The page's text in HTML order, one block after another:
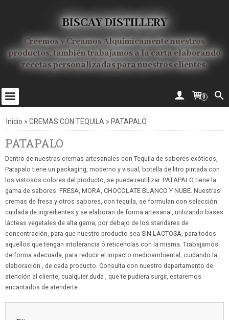
BISCAY DISTILLERY
Creemos y Creamos Alquímicamente nuestros
productos, también trabajamos a la carta elaborando
recetas personalizadas para nuestros clientes.
0
Inicio » CREMAS CON TEQUILA » PATAPALO
PATAPALO
Dentro de nuestras cremas artesanales con Tequila de sabores exóticos,
Patapalo tiene un packaging, moderno y visual, botella de litro pintada con
los vistosos colores del producto, se puede reutilizar. PATAPALO tiene la
gama de sabores: FRESA, MORA, CHOCOLATE BLANCO Y NUBE. Nuestras
cremas de fresa y otros sabores, con tequila, se formulan con selección
cuidada de ingredientes y se elaboran de forma artesanal, utilizando bases
lácteas vegetales de alta gama, por debajo de los standares de
concentración, para que nuestro producto sea SIN LACTOSA, para todos
aquellos que tengan intolerancia ó reticencias con la misma. Trabajamos
de forma adecuada, para reducir el impacto medioambiental, cuidando la
elaboración , de cada producto. Consulta con nuestro departamento de
atención al cliente, cualquier duda , que te pudiera surgir, estaremos
encantados de atenderte